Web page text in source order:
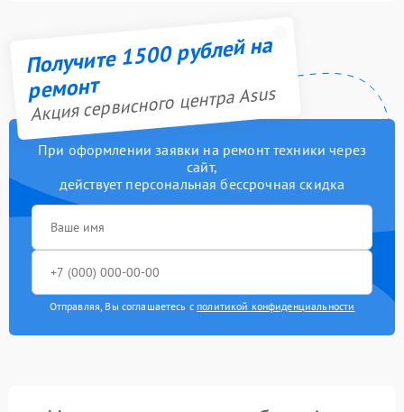
Получите 1500 рублей на
ремонт
Акция сервисного центра Asus
При оформлении заявки на ремонт техники через
сайт,
действует персональная бессрочная скидка
Отправляя, Вы соглашаетесь с политикой конфиденциальности